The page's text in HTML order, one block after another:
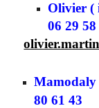
Olivier (
06 29
80 61 43